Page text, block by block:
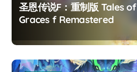
圣恩传说F：重制版 Tales of
Graces f Remastered